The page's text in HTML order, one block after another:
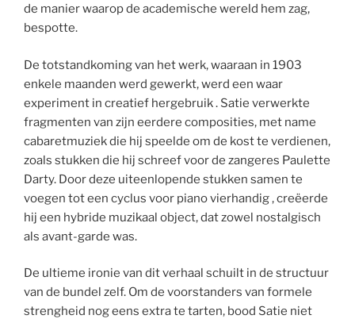
de manier waarop de academische wereld hem zag,
bespotte.
De totstandkoming van het werk, waaraan in 1903
enkele maanden werd gewerkt, werd een waar
experiment in creatief hergebruik . Satie verwerkte
fragmenten van zijn eerdere composities, met name
cabaretmuziek die hij speelde om de kost te verdienen,
zoals stukken die hij schreef voor de zangeres Paulette
Darty. Door deze uiteenlopende stukken samen te
voegen tot een cyclus voor piano vierhandig , creëerde
hij een hybride muzikaal object, dat zowel nostalgisch
als avant-garde was.
De ultieme ironie van dit verhaal schuilt in de structuur
van de bundel zelf. Om de voorstanders van formele
strengheid nog eens extra te tarten, bood Satie niet